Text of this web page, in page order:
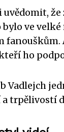
uvědomit,
bylo ve
ho
Vadlejch
trpělivostí